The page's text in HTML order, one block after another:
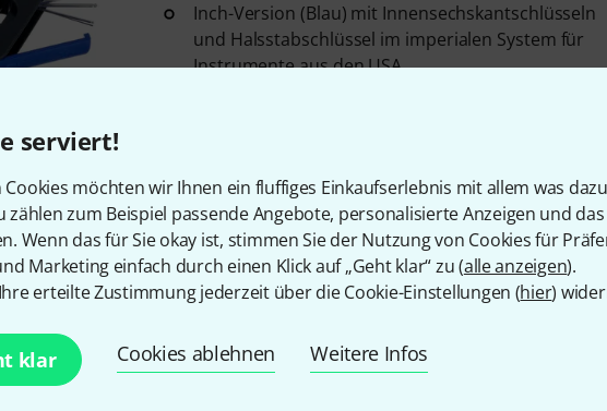
serviert!
möchten wir Ihnen ein fluffiges Einkaufserlebnis mit allem was
zählen zum Beispiel passende Angebote, personalisierte Anzeigen und
Wenn das für Sie okay ist, stimmen Sie der Nutzung von Cookies für
Marketing einfach durch einen Klick auf „Geht klar“ zu (alle anzeigen).
erteilte Zustimmung jederzeit über die Cookie-Einstellungen (hier)
klar Cookies ablehnen Weitere Infos
Inch-Version (Blau) mit Innensechskantschlüsseln
und Halsstabschlüssel im imperialen System für
Instrumente aus den USA
Kostenloser Versand ab 29 €
Alle Preise inkl. MwSt.